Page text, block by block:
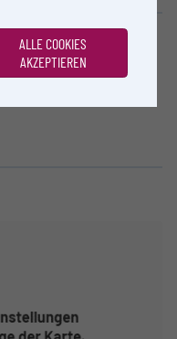
ALLE COOKIES
AKZEPTIEREN